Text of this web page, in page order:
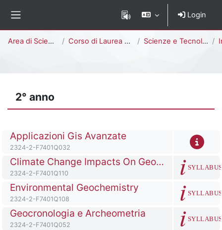
Login
Area di Scienze Corso di Laurea Magistrale Scienze e Tecnologie Geologiche [F7402Q - F7401Q]
2° anno
Titolo del corso
Applicazioni Gis Avanzate
Codice identificativo del corso
2324-2-F7401Q032
Titolo del corso Climate Change Impacts On Geohazards
Codice identificativo del corso
2324-2-F7401Q110
SYLLABUS
Titolo del corso
Environmental Geochemistry
Codice identificativo del corso
2324-2-F7401Q108
SYLLABUS
Titolo del corso
Geocronologia e Archeometria
Codice identificativo del corso
2324-2-F7401Q052
SYLLABUS